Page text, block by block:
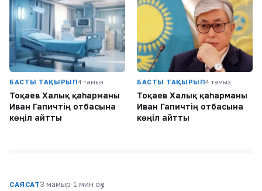
БАСТЫ ТАҚЫРЫП4 тамыз
Тоқаев Халық қаһарманы
Иван Гапичтің отбасына
көңіл айтты
БАСТЫ ТАҚЫРЫП4 тамыз
Тоқаев Халық қаһарманы
Иван Гапичтің отбасына
көңіл айтты
САЯСАТ3 мамыр·1 мин оқу